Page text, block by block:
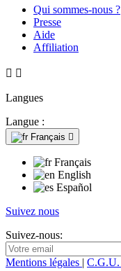
Qui sommes-nous ?
Presse
Aide
Affiliation
 
Langues
Langue :
Français 
Français
English
Español
Suivez nous
Suivez-nous:
Mentions légales | C.G.U.